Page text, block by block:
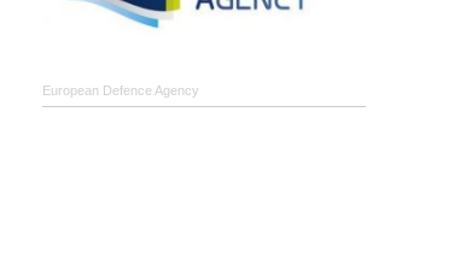
European Defence Agency